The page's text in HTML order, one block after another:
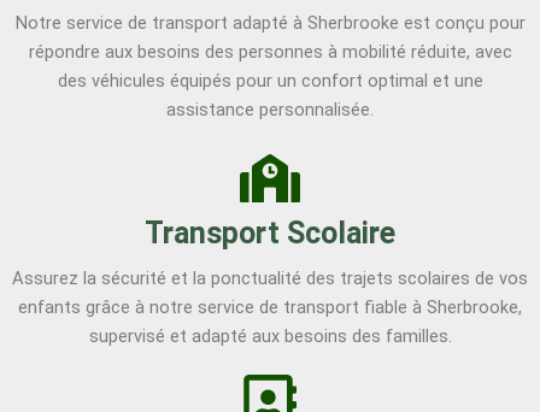
Notre service de transport adapté à Sherbrooke est conçu pour
répondre aux besoins des personnes à mobilité réduite, avec
des véhicules équipés pour un confort optimal et une
assistance personnalisée.
Transport Scolaire
Assurez la sécurité et la ponctualité des trajets scolaires de vos
enfants grâce à notre service de transport fiable à Sherbrooke,
supervisé et adapté aux besoins des familles.